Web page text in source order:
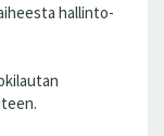
hallinto-